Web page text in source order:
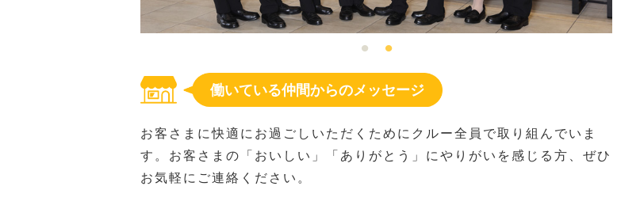
働いている仲間からのメッセージ
お客さまに快適にお過ごしいただくためにクルー全員で取り組んでいま
す。お客さまの「おいしい」「ありがとう」にやりがいを感じる方、ぜひ
お気軽にご連絡ください。